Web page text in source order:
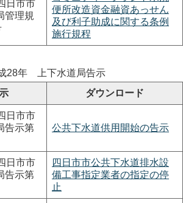
日市市
管理規
便所改造資金融資あっせん
及び利子助成に関する条例
施行規程
28年 上下水道局告示
ダウンロード
日市市
告示第
公共下水道供用開始の告示
日市市
告示第
四日市市公共下水道排水設
備工事指定業者の指定の停
止